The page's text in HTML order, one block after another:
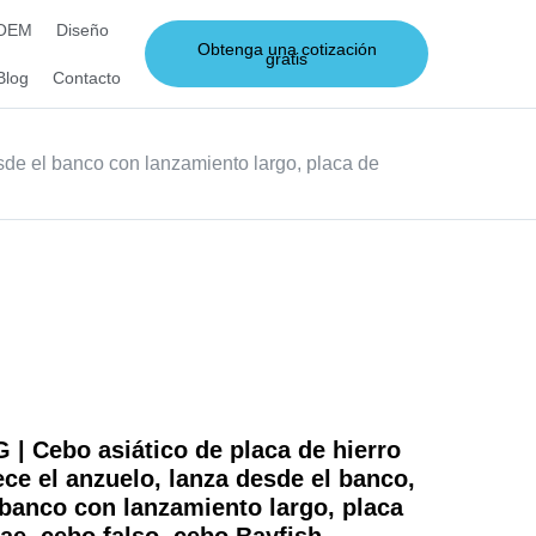
Diseño
Contacto
Obtenga una cotización
gratis
el banco con lanzamiento largo, placa de
| Cebo asiático de placa de hierro
el anzuelo, lanza desde el banco,
con lanzamiento largo, placa